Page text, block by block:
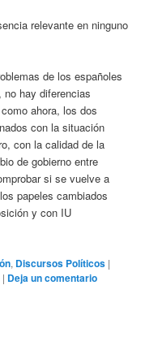
relevante en ninguno
de los españoles
hay diferencias
ahora, los dos
con la situación
con la calidad de la
de gobierno entre
si se vuelve a
papeles cambiados
y con IU
, Discursos Políticos |
| Deja un comentario